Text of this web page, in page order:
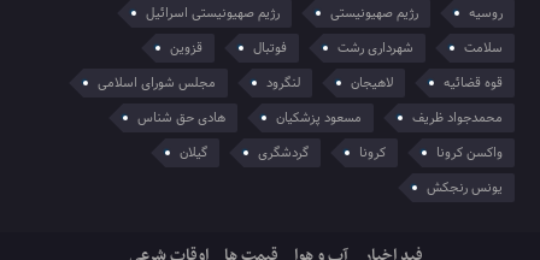
روسیه
رژیم صهیونیستی
رژیم صهیونیستی اسرائیل
سلامت
شهرداری رشت فوتبال
قزوین
قوه قضائیه
لاهیجان لنگرود
مجلس شورای اسلامی
محمدجواد ظریف
مسعود پزشکیان
هادی حق شناس
واکسن کرونا
کرونا گردشگری
گیلان
یونس رنجکش